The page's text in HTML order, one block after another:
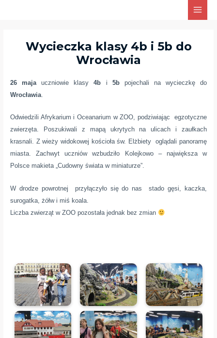
Main
Wycieczka klasy 4b i 5b do
Wrocławia
26 maja uczniowie klasy4b i 5bpojechali na wycieczkę do
Wrocławia
Odwiedzili Afrykarium i Oceanarium w ZOO, podziwiając egzotyczne
zwierzęta. Poszukiwali z mapą ukrytych na ulicach i zaułkach
krasnali. Z wieży widokowej kościoła św. Elżbiety oglądali panoramę
miasta. Zachwyt uczniów wzbudziło Kolejkowo – największa w
Polsce makieta „Cudowny świata w miniaturze”.
W drodze powrotnej przyłączyło się do nas stado gęsi, kaczka,
surogatka, żółw i miś koala.
Liczba zwierząt w ZOO pozostała jednak bez zmian